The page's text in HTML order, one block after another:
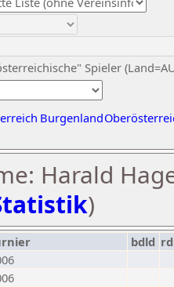
Spieler
Burgenland
Harald
)
bdld rd